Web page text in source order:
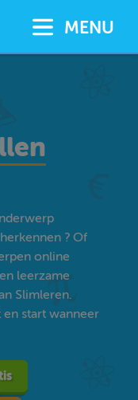
MENU
? Of
online
leerzame
Slimleren.
start wanneer